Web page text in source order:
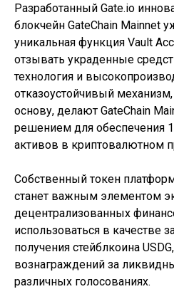
Разработанный Gate.io
блокчейн GateChain Mainnet
уникальная функция Vault
отзывать украденные
технология и
отказоустойчивый
основу, делают GateChain
решением для обеспечения
активов в криптовалютном
Собственный токен
станет важным элементом
децентрализованных
использоваться в качестве
получения стейблкоина
вознаграждений за
различных голосованиях.